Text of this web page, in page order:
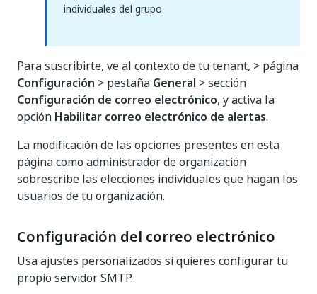
individuales del grupo.
Para suscribirte, ve al contexto de tu tenant, > página
Configuración > pestaña General > sección
Configuración de correo electrónico, y activa la
opción Habilitar correo electrónico de alertas.
La modificación de las opciones presentes en esta
página como administrador de organización
sobrescribe las elecciones individuales que hagan los
usuarios de tu organización.
Configuración del correo electrónico
Usa ajustes personalizados si quieres configurar tu
propio servidor SMTP.